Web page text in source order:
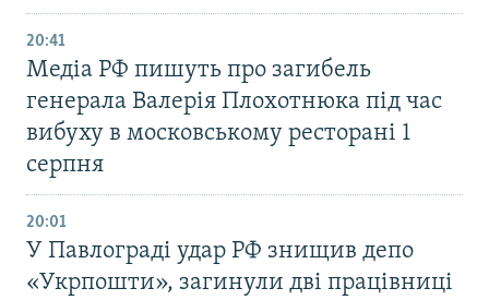
20:41
Медіа РФ пишуть про загибель
генерала Валерія Плохотнюка під час
вибуху в московському ресторані 1
серпня
20:01
У Павлограді удар РФ знищив депо
«Укрпошти», загинули дві працівниці